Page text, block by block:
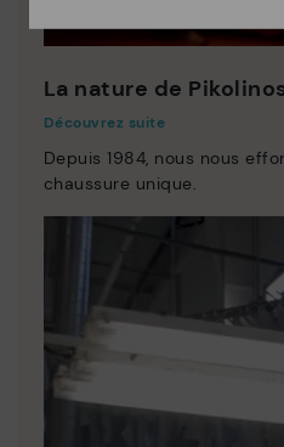
La nature de
Découvrez suite
Depuis 1984, nous nous
chaussure unique.